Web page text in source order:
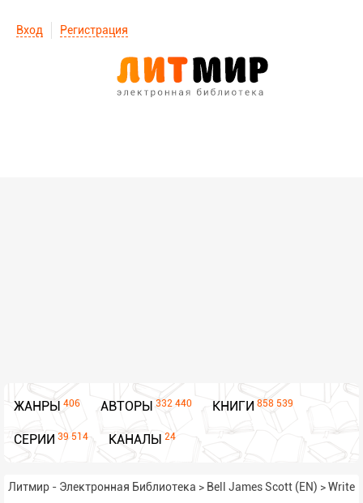
Вход Регистрация
ЖАНРЫ 406 АВТОРЫ 332 440 КНИГИ 858 539
СЕРИИ 39 514 КАНАЛЫ 24
Литмир - Электронная Библиотека > Bell James Scott (EN) >Write